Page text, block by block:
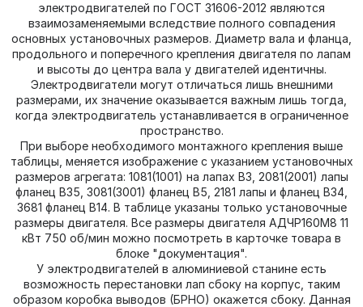
электродвигателей по ГОСТ 31606-2012 являются
взаимозаменяемыми вследствие полного совпадения
основных установочных размеров. Диаметр вала и фланца,
продольного и поперечного крепления двигателя по лапам
и высоты до центра вала у двигателей идентичны.
Электродвигатели могут отличаться лишь внешними
размерами, их значение оказывается важным лишь тогда,
когда электродвигатель устанавливается в ограниченное
пространство.
При выборе необходимого монтажного крепления выше
таблицы, меняется изображение с указанием установочных
размеров агрегата: 1081(1001) на лапах В3, 2081(2001) лапы
фланец В35, 3081(3001) фланец В5, 2181 лапы и фланец В34,
3681 фланец В14. В таблице указаны только установочные
размеры двигателя. Все размеры двигателя АДЧР160М8 11
кВт 750 об/мин можно посмотреть в карточке товара в
блоке "документация".
У электродвигателей в алюминиевой станине есть
возможность перестановки лап сбоку на корпус, таким
образом коробка выводов (БРНО) окажется сбоку. Данная